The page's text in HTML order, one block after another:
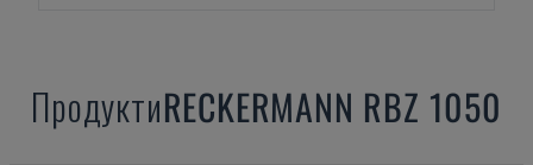
ПродуктиRECKERMANN RBZ 1050